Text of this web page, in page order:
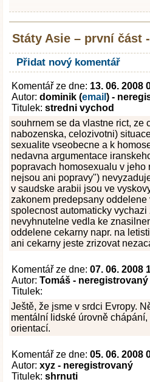
Státy Asie – první část
Přidat nový komentář
Komentář ze dne: 13. 06. 2008
Autor: dominik (email ) -
Titulek: stredni vychod
souhrnem se da vlastne rict, ze
nabozenska, celozivotni)
sexualite vseobecne a k
nedavna argumentace
popravach homosexualu v
nejsou ani popravy")
v saudske arabii jsou ve
zakonem predepsany
spolecnost automaticky
nevyhnutelne vedla ke
oddelene cekarny napr. na
ani cekarny jeste zrizovat
Komentář ze dne: 07. 06. 2008
Autor: Tomáš - neregistrovaný
Titulek:
Ještě, že jsme v srdci Evropy.
mentální lidské úrovně
orientací.
Komentář ze dne: 05. 06. 2008
Autor: xyz - neregistrovaný
Titulek: shrnuti